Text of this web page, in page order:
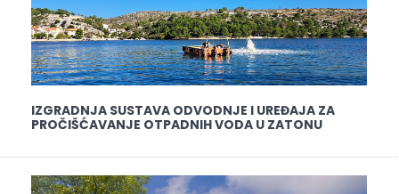
IZGRADNJA SUSTAVA ODVODNJE I UREĐAJA ZA
PROČIŠĆAVANJE OTPADNIH VODA U ZATONU